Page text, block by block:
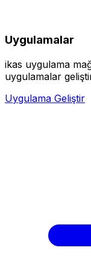
Uygulamalar
ikas uygulama
uygulamalar
Uygulama Geliştir